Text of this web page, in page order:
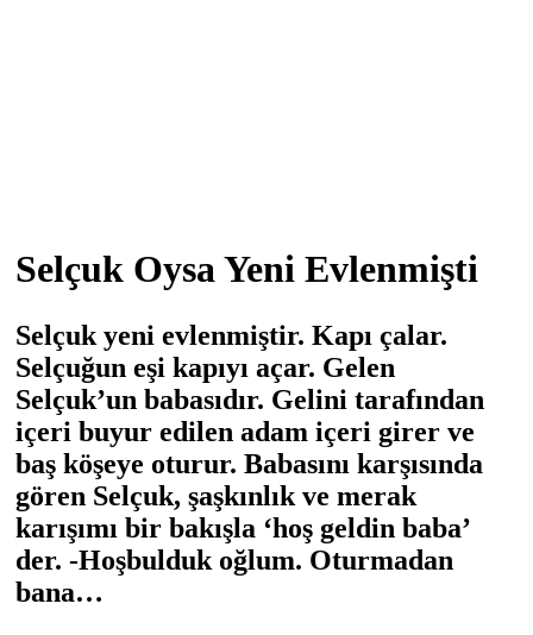
Selçuk Oysa Yeni Evlenmişti
Selçuk yeni evlenmiştir. Kapı çalar.
Selçuğun eşi kapıyı açar. Gelen
Selçuk’un babasıdır. Gelini tarafından
içeri buyur edilen adam içeri girer ve
baş köşeye oturur. Babasını karşısında
gören Selçuk, şaşkınlık ve merak
karışımı bir bakışla ‘hoş geldin baba’
der. -Hoşbulduk oğlum. Oturmadan
bana…